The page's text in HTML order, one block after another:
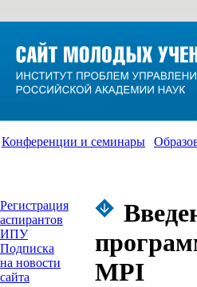
Конференции и семинары
Регистрация
аспирантов
ИПУ
Подписка
на новости
сайта
MPI